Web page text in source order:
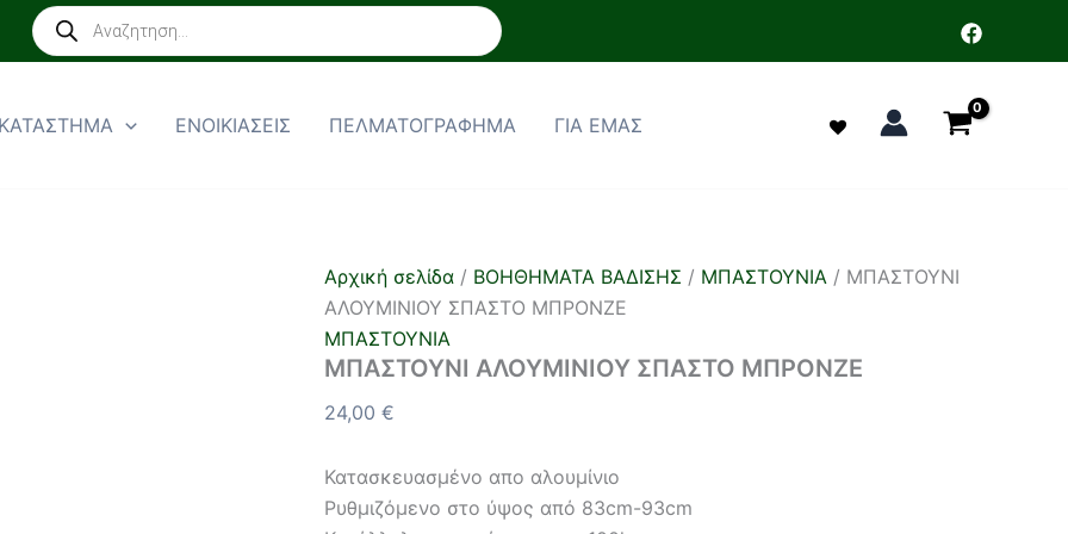
Products
search
ΚΑΤΑΣΤΗΜΑ ΕΝΟΙΚΙΑΣΕΙΣ ΠΕΛΜΑΤΟΓΡΑΦΗΜΑ ΓΙΑ ΕΜΑΣ
Αρχική σελίδα / ΒΟΗΘΗΜΑΤΑ ΒΑΔΙΣΗΣ / ΜΠΑΣΤΟΥΝΙΑ / ΜΠΑΣΤΟΥΝΙ
ΑΛΟΥΜΙΝΙΟΥ ΣΠΑΣΤΟ ΜΠΡΟΝΖΕ
ΜΠΑΣΤΟΥΝΙΑ
ΜΠΑΣΤΟΥΝΙ ΑΛΟΥΜΙΝΙΟΥ ΣΠΑΣΤΟ ΜΠΡΟΝΖΕ
24,00 €
Κατασκευασμένο απο αλουμίνιο
Ρυθμιζόμενο στο ύψος από 83cm-93cm
ΜΠΑΣΤΟΥΝΙ
ΣΠΑΣΤΟ